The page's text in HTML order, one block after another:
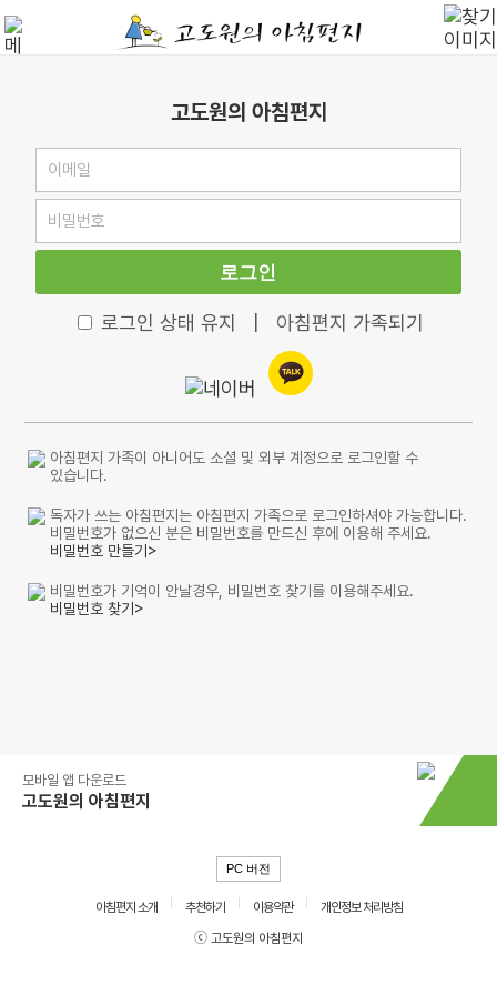
고도원의 아침편지
로그인
로그인 상태 유지 아침편지 가족되기
아침편지 가족이 아니어도 소셜 및 외부 계정으로 로그인할 수
있습니다.
독자가 쓰는 아침편지는 아침편지 가족으로 로그인하셔야 가능합니다.
비밀번호가 없으신 분은 비밀번호를 만드신 후에 이용해 주세요.
비밀번호 만들기>
비밀번호가 기억이 안날경우, 비밀번호 찾기를 이용해주세요.
비밀번호 찾기>
모바일 앱 다운로드
고도원의 아침편지
PC 버전
아침편지 소개 추천하기 이용약관
개인정보 처리방침
ⓒ 고도원의 아침편지